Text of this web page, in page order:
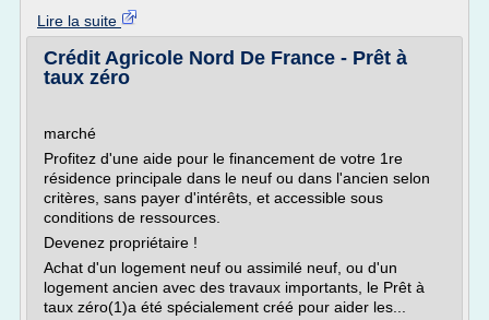
Lire la suite
Crédit Agricole Nord De France - Prêt à
taux zéro
marché
Profitez d'une aide pour le financement de votre 1re
résidence principale dans le neuf ou dans l'ancien selon
critères, sans payer d'intérêts, et accessible sous
conditions de ressources.
Devenez propriétaire !
Achat d'un logement neuf ou assimilé neuf, ou d'un
logement ancien avec des travaux importants, le Prêt à
taux zéro(1)a été spécialement créé pour aider les...